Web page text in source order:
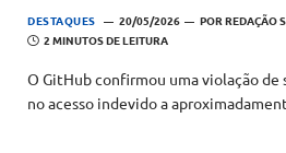
DESTAQUES 20/05/2026 PORREDAÇÃO
2 MINUTOS DE LEITURA
O GitHub confirmou uma violação de
no acesso indevido a